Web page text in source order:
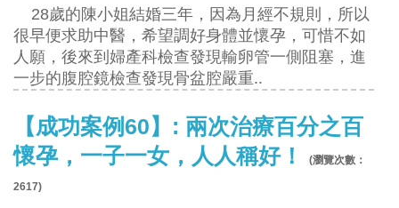
28歲的陳小姐結婚三年，因為月經不規則，所以
很早便求助中醫，希望調好身體並懷孕，可惜不如
人願，後來到婦產科檢查發現輸卵管一側阻塞，進
一步的腹腔鏡檢查發現骨盆腔嚴重..
【成功案例60】: 兩次治療百分之百
懷孕，一子一女，人人稱好！
(瀏覽次數：
2617)